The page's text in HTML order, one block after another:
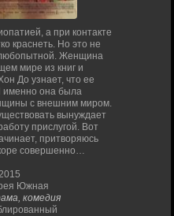
а при контакте
краснеть. Но это не
Женщина
мире из книг и
До узнает, что ее
именно она была
с внешним миром.
вынуждает
прислугой. Вот
притворяюсь
совершенно…
Южная
комедия